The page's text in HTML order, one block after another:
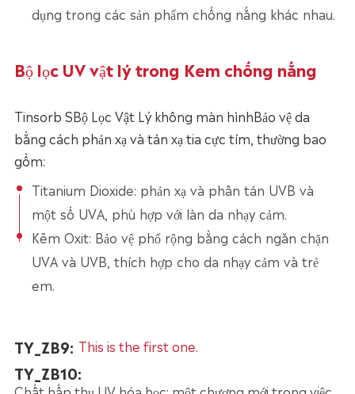
dụng trong các sản phẩm chống nắng khác nhau.
Bộ lọc UV vật lý trong Kem chống nắng
Tinsorb SBộ Lọc Vật Lý không màn hìnhBảo vệ da
bằng cách phản xạ và tán xạ tia cực tím, thường bao
gồm:
Titanium Dioxide: phản xạ và phân tán UVB và
một số UVA, phù hợp với làn da nhạy cảm.
Kẽm Oxit: Bảo vệ phổ rộng bằng cách ngăn chặn
UVA và UVB, thích hợp cho da nhạy cảm và trẻ
em.
TY_ZB9: This is the first one.
TY_ZB10: